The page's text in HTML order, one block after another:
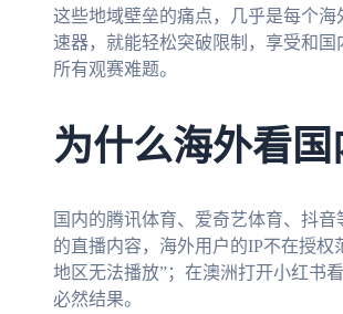
这些地域壁垒的痛点，几乎是每个
速器，就能轻松突破限制，享受和
所有观赛难题。
为什么海外看国
国内的腾讯体育、爱奇艺体育、抖
的直播内容，海外用户的IP不在授
地区无法播放”；在澳洲打开小红书
必然结果。